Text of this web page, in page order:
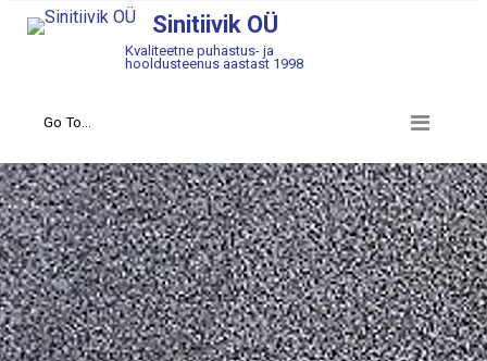
Sinitiivik OÜ
Kvaliteetne puhastus- ja
hooldusteenus aastast 1998